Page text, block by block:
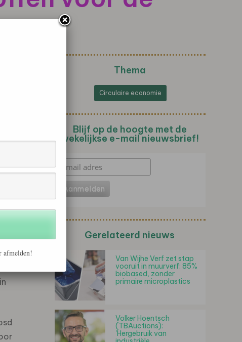
Thema
Circulaire economie
Blijf op de hoogte met de
wekelijkse e-mail nieuwsbrief!
Gerelateerd nieuws
Van Wijhe Verf zet stap
vooruit in muurverf: 85%
biobased, zonder
primaire microplastics
Volker Hoentsch
(TBAuctions):
'Hergebruik van
afmelden!